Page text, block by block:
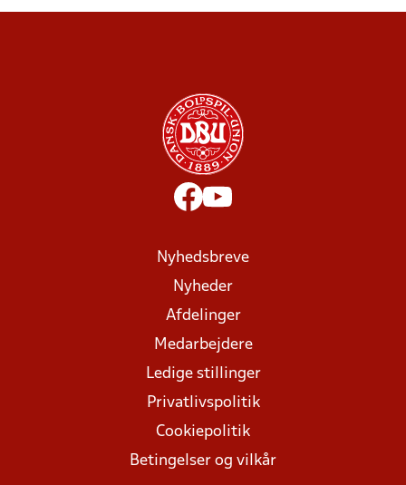
Nyhedsbreve
Nyheder
Afdelinger
Medarbejdere
Ledige stillinger
Privatlivspolitik
Cookiepolitik
Betingelser og vilkår